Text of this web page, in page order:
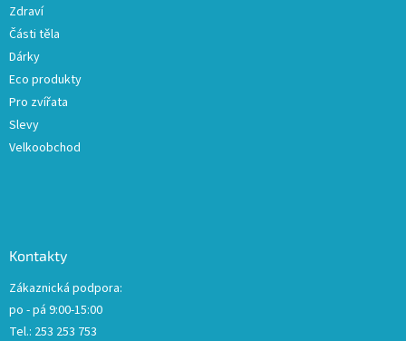
Zdraví
Části těla
Dárky
Eco produkty
Pro zvířata
Slevy
Velkoobchod
Kontakty
Zákaznická podpora:
po - pá 9:00-15:00
Tel.: 253 253 753